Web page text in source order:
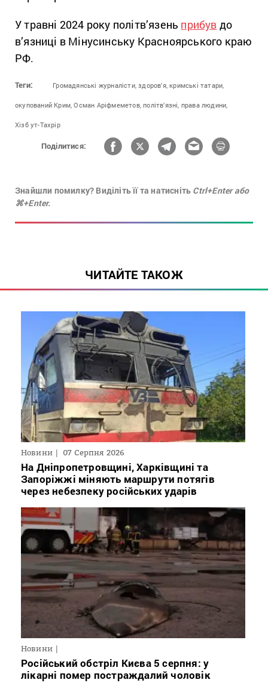
У травні 2024 року політв’язень прибув до
в’язниці в Мінусинську Красноярського краю
РФ.
Теги: Громадянські журналісти, здоров’я, кримські татари,
окупований Крим, Осман Аріфмеметов, політв’язні, права людини,
Хізб ут-Тахрір
Поділитися:
Знайшли помилку? Виділіть її та натисніть Ctrl+Enter або
⌘+Enter.
ЧИТАЙТЕ ТАКОЖ
Новини 07 Серпня 2026
На Дніпропетровщині, Харківщині та
Запоріжжі міняють маршрути потягів
через небезпеку російських ударів
Новини
Російський обстріл Києва 5 серпня: у
лікарні помер постраждалий чоловік